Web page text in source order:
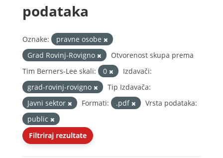
podataka
Oznake:
pravne osobe
Grad Rovinj-Rovigno
Otvorenost skupa prema
Tim Berners-Lee skali:
0
Izdavači:
grad-rovinj-rovigno
Tip Izdavača:
Javni sektor
Formati: .pdf
Vrsta podataka:
public
Filtriraj rezultate